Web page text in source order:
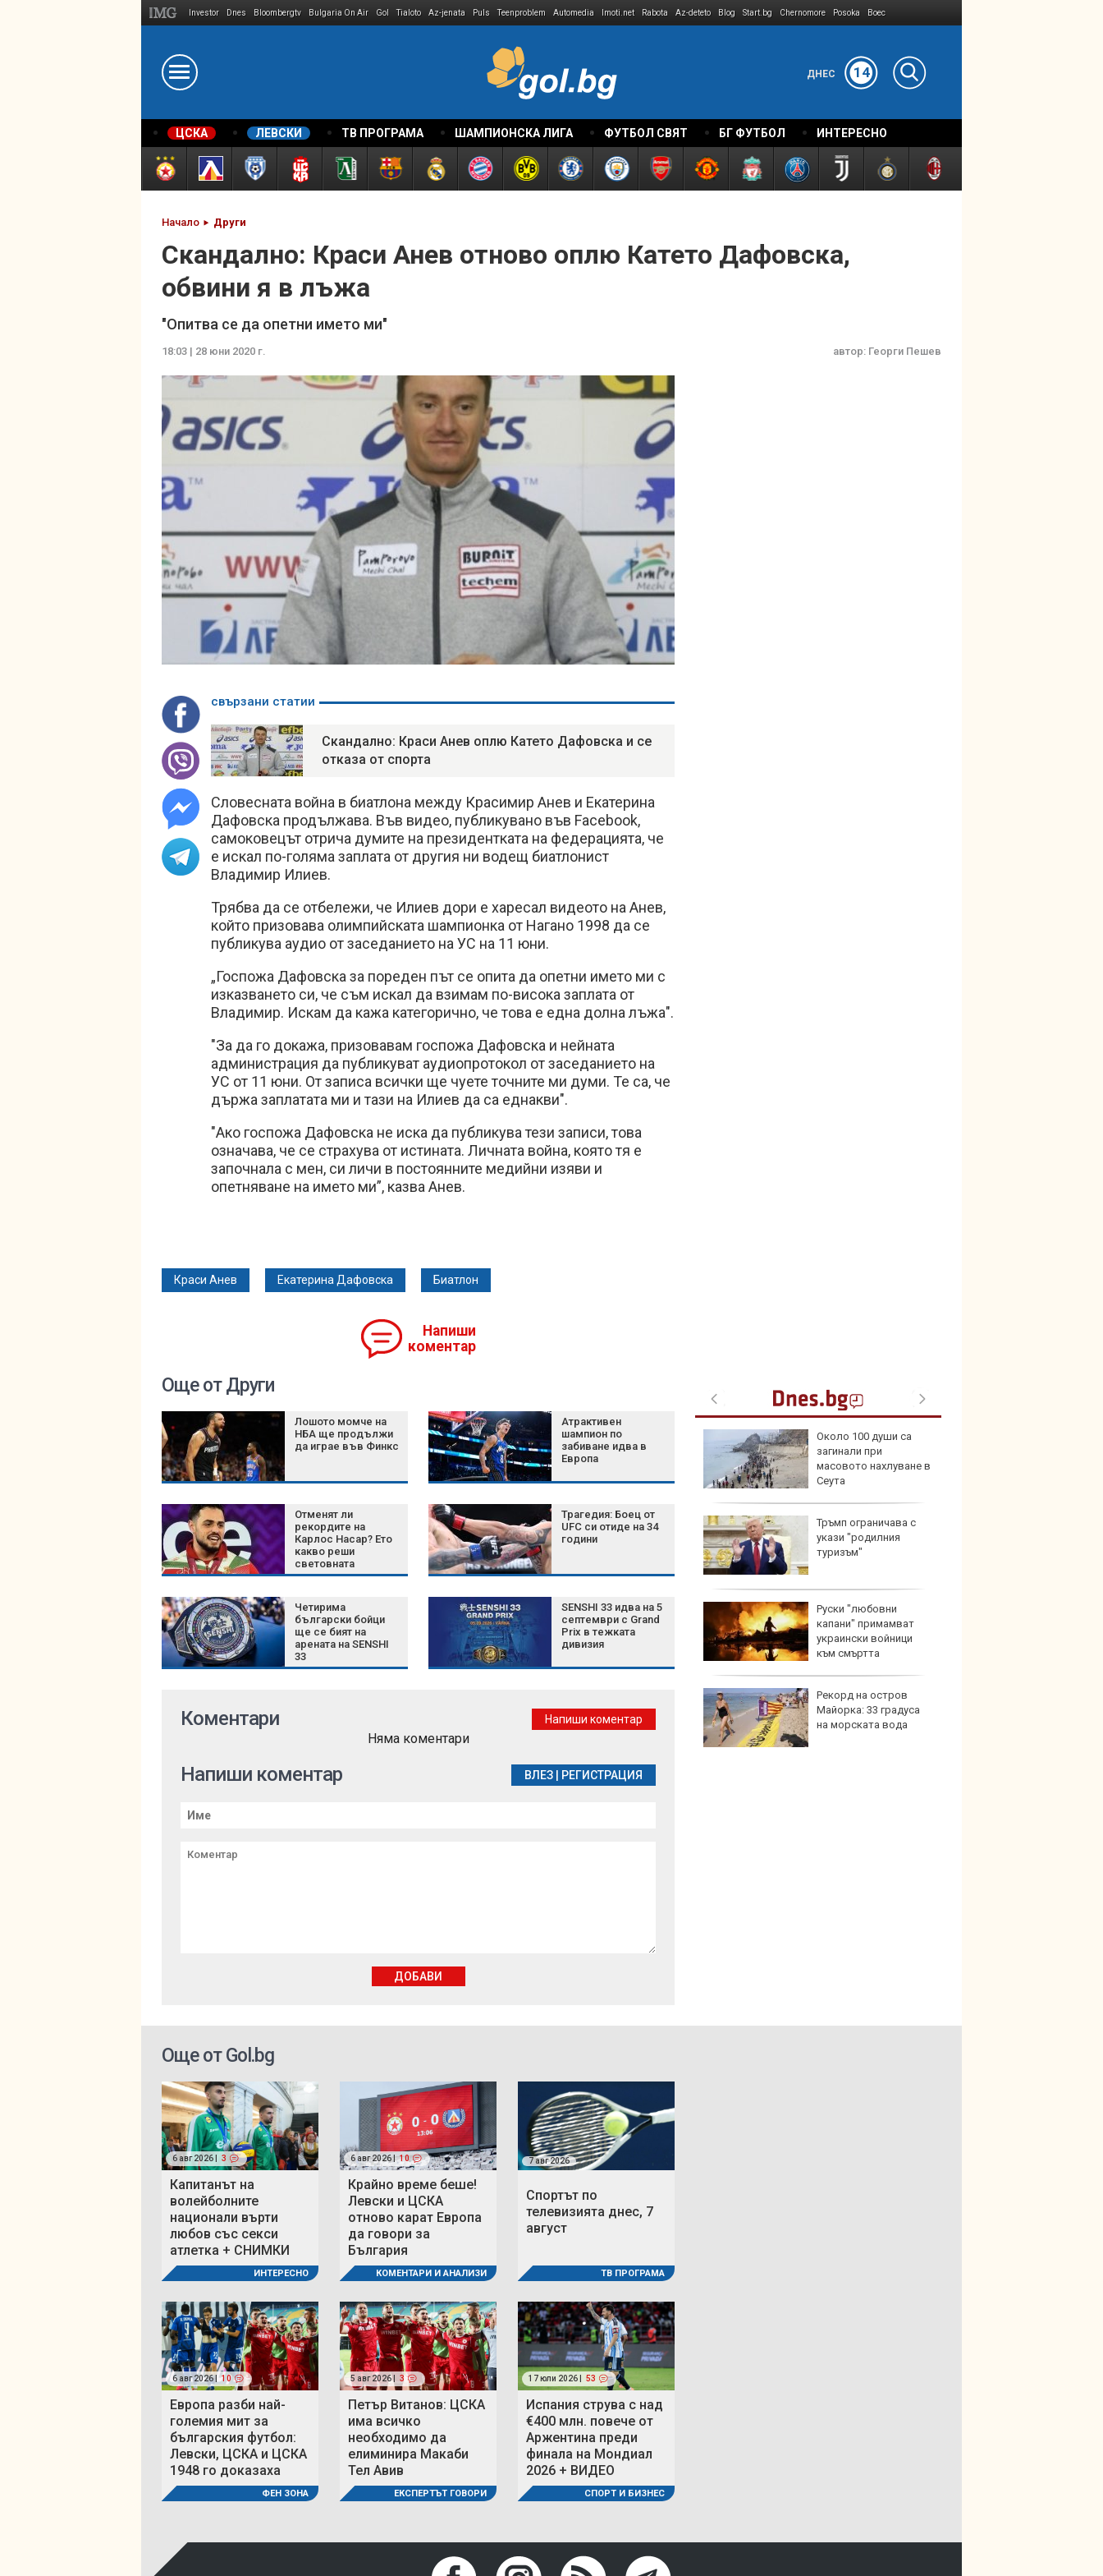
Investor Dnes Bloombergtv Bulgaria On Air Gol Tialoto Az-jenata Puls Teenproblem Automedia Imoti.net Rabota Az-deteto Blog Start.bg Chernomore Posoka Boec
ДНЕС 14
ЦСКА ЛЕВСКИ ТВ ПРОГРАМА ШАМПИОНСКА ЛИГА ФУТБОЛ СВЯТ БГ ФУТБОЛ ИНТЕРЕСНО
Начало Други
Скандално: Краси Анев отново оплю Катето Дафовска,
обвини я в лъжа
"Опитва се да опетни името ми"
18:03 | 28 юни 2020 г. автор: Георги Пешев
свързани статии
Скандално: Краси Анев оплю Катето Дафовска и се
отказа от спорта
Словесната война в биатлона между Красимир Анев и Екатерина
Дафовска продължава. Във видео, публикувано във Facebook,
самоковецът отрича думите на президентката на федерацията, че
е искал по-голяма заплата от другия ни водещ биатлонист
Владимир Илиев.
Трябва да се отбележи, че Илиев дори е харесал видеото на Анев,
който призовава олимпийската шампионка от Нагано 1998 да се
публикува аудио от заседанието на УС на 11 юни.
„Госпожа Дафовска за пореден път се опита да опетни името ми с
изказването си, че съм искал да взимам по-висока заплата от
Владимир. Искам да кажа категорично, че това е една долна лъжа".
"За да го докажа, призовавам госпожа Дафовска и нейната
администрация да публикуват аудиопротокол от заседанието на
УС от 11 юни. От записа всички ще чуете точните ми думи. Те са, че
държа заплатата ми и тази на Илиев да са еднакви".
"Ако госпожа Дафовска не иска да публикува тези записи, това
означава, че се страхува от истината. Личната война, която тя е
започнала с мен, си личи в постоянните медийни изяви и
опетняване на името ми”, казва Анев.
Краси Анев Екатерина Дафовска Биатлон
Напиши
коментар
Още от Други
Лошото момче на
НБА ще продължи
да играе във Финкс
Атрактивен
шампион по
забиване идва в
Европа
Отменят ли
рекордите на
Карлос Насар? Ето
какво реши
световната
федерация след
Трагедия: Боец от
UFC си отиде на 34
години
Четирима
български бойци
ще се бият на
арената на SENSHI
33
SENSHI 33 идва на 5
септември с Grand
Prix в тежката
дивизия
Тръмп затяга
"родилния туризъм" и
очаква край на
войната с Иран
Започна изплащането
на пенсиите
Църковен празник на 7
август: Ето кои са
забраните и поличбите
Температурите отново
ще достигнат 40
Около 100 души са
загинали при
масовото нахлуване в
Сеута
Тръмп ограничава с
укази "родилния
туризъм"
Руски "любовни
капани" примамват
украински войници
към смъртта
Рекорд на остров
Майорка: 33 градуса
на морската вода
Коментари Напиши коментар
Няма коментари
Напиши коментар ВЛЕЗ РЕГИСТРАЦИЯ
ДОБАВИ
Още от Gol.bg
6 авг 2026 | 3
Капитанът на
волейболните
национали върти
любов със секси
атлетка + СНИМКИ
ИНТЕРЕСНО
6 авг 2026 | 10
Крайно време беше!
Левски и ЦСКА
отново карат Европа
да говори за
България
КОМЕНТАРИ И АНАЛИЗИ
7 авг 2026
Спортът по
телевизията днес, 7
август
ТВ ПРОГРАМА
6 авг 2026 | 10
Европа разби най-
големия мит за
българския футбол:
Левски, ЦСКА и ЦСКА
1948 го доказаха
ФЕН ЗОНА
5 авг 2026 | 3
Петър Витанов: ЦСКА
има всичко
необходимо да
елиминира Макаби
Тел Авив
ЕКСПЕРТЪТ ГОВОРИ
17 юли 2026 | 53
Испания струва с над
€400 млн. повече от
Аржентина преди
финала на Мондиал
2026 + ВИДЕО
СПОРТ И БИЗНЕС